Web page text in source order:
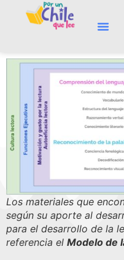
Los materiales que
según su aporte al
para el desarrollo de la
referencia el Modelo de